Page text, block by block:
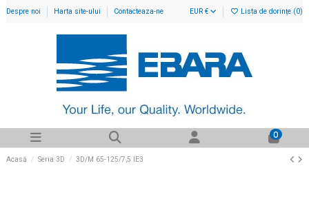
Despre noi Harta site-ului Contacteaza-ne EUR € Lista de dorințe (0)
0
Acasă Seria 3D 3D/M 65-125/7,5 IE3